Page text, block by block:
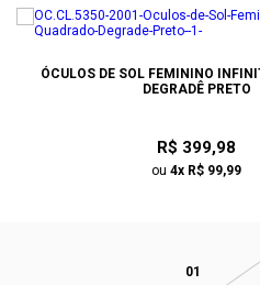
ÓCULOS DE SOL FEMININO
DEGRADÊ PRETO
R$ 399,98
ou 4x R$ 99,99
01